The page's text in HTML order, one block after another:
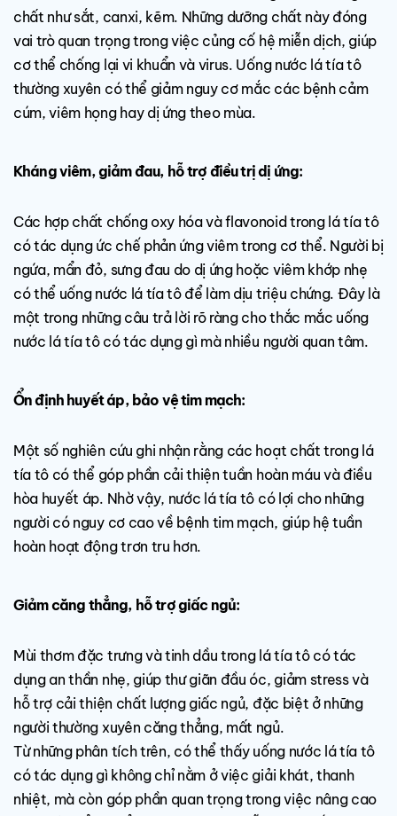
chất như sắt, canxi, kẽm. Những dưỡng chất này đóng
vai trò quan trọng trong việc củng cố hệ miễn dịch, giúp
cơ thể chống lại vi khuẩn và virus. Uống nước lá tía tô
thường xuyên có thể giảm nguy cơ mắc các bệnh cảm
cúm, viêm họng hay dị ứng theo mùa.
Kháng viêm, giảm đau, hỗ trợ điều trị dị ứng:
Các hợp chất chống oxy hóa và flavonoid trong lá tía tô
có tác dụng ức chế phản ứng viêm trong cơ thể. Người bị
ngứa, mẩn đỏ, sưng đau do dị ứng hoặc viêm khớp nhẹ
có thể uống nước lá tía tô để làm dịu triệu chứng. Đây là
một trong những câu trả lời rõ ràng cho thắc mắc uống
nước lá tía tô có tác dụng gì mà nhiều người quan tâm.
Ổn định huyết áp, bảo vệ tim mạch:
Một số nghiên cứu ghi nhận rằng các hoạt chất trong lá
tía tô có thể góp phần cải thiện tuần hoàn máu và điều
hòa huyết áp. Nhờ vậy, nước lá tía tô có lợi cho những
người có nguy cơ cao về bệnh tim mạch, giúp hệ tuần
hoàn hoạt động trơn tru hơn.
Giảm căng thẳng, hỗ trợ giấc ngủ:
Mùi thơm đặc trưng và tinh dầu trong lá tía tô có tác
dụng an thần nhẹ, giúp thư giãn đầu óc, giảm stress và
hỗ trợ cải thiện chất lượng giấc ngủ, đặc biệt ở những
người thường xuyên căng thẳng, mất ngủ.
Từ những phân tích trên, có thể thấy uống nước lá tía tô
có tác dụng gì không chỉ nằm ở việc giải khát, thanh
nhiệt, mà còn góp phần quan trọng trong việc nâng cao